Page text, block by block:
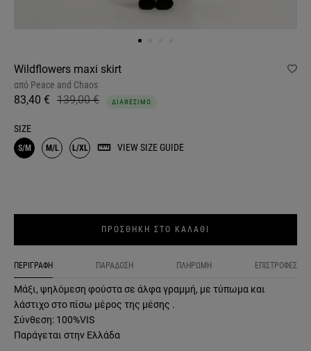
Wildflowers maxi skirt
από Peace and Chaos
83,40 € 139,00 € ΔΙΑΘΕΣΙΜΟ
SIZE
S/M M/L L/XL VIEW SIZE GUIDE
ΠΡΟΣΘΗΚΗ ΣΤΟ ΚΑΛΑΘΙ
ΠΕΡΙΓΡΑΦΗ ΠΑΡΑΔΟΣΗ ΠΛΗΡΩΜΗ ΕΠΙΣΤΡΟΦΕΣ
Μάξι, ψηλόμεση φούστα σε άλφα γραμμή, με τύπωμα και
λάστιχο στο πίσω μέρος της μέσης .
Σύνθεση: 100%VIS
Παράγεται στην Ελλάδα